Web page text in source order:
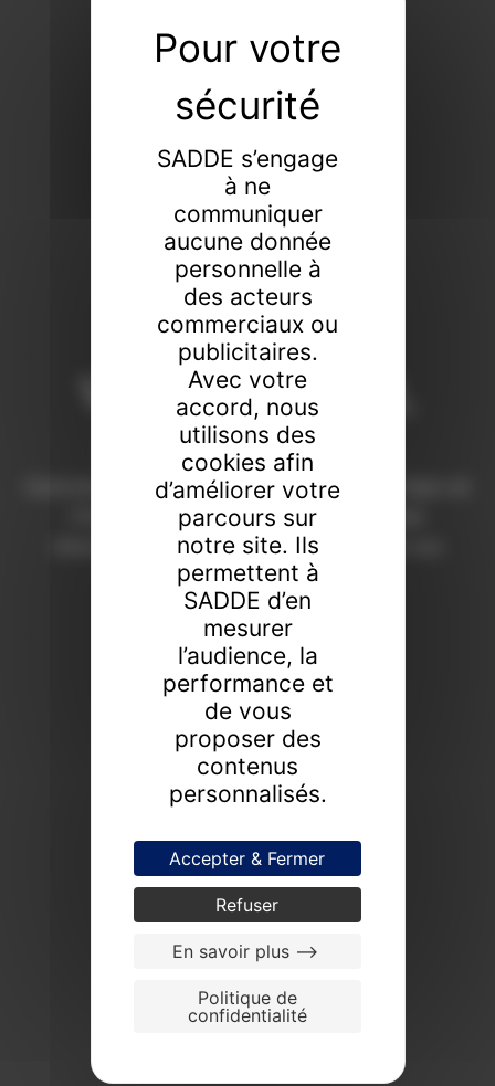
Vendeur de tout,
faiseur de rien
Commissaires-priseurs de père en fils à Dijon et
Chaumont depuis 1908. Une expertise
d’excellence pour révéler la valeur de vos
collections.
FAIRE ESTIMER UN BIEN
PROCHAINES VENTES
SADDE s’engage
à ne
communiquer
aucune donnée
personnelle à
des acteurs
commerciaux ou
publicitaires.
Avec votre
accord, nous
utilisons des
cookies afin
d’améliorer votre
parcours sur
notre site. Ils
permettent à
SADDE d’en
mesurer
l’audience, la
performance et
de vous
proposer des
contenus
personnalisés.
Accepter & Fermer
Refuser
En savoir plus -->
Politique de
confidentialité